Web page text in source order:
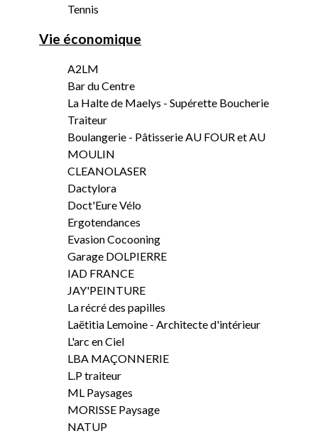
Tennis
Vie économique
A2LM
Bar du Centre
La Halte de Maelys - Supérette Boucherie
Traiteur
Boulangerie - Pâtisserie AU FOUR et AU
MOULIN
CLEANOLASER
Dactylora
Doct'Eure Vélo
Ergotendances
Evasion Cocooning
Garage DOLPIERRE
IAD FRANCE
JAY'PEINTURE
La récré des papilles
Laëtitia Lemoine - Architecte d'intérieur
L'arc en Ciel
LBA MAÇONNERIE
L.P traiteur
ML Paysages
MORISSE Paysage
NATUP